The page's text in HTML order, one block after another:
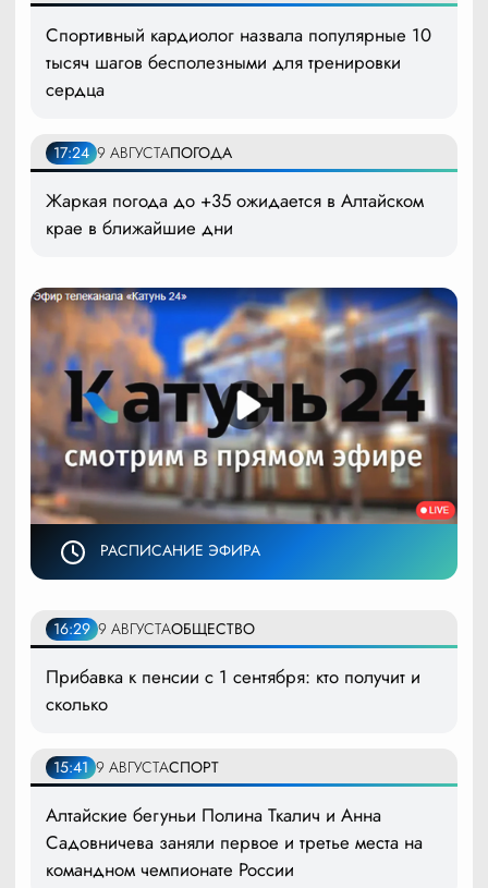
Спортивный кардиолог назвала популярные 10
тысяч шагов бесполезными для тренировки
сердца
17:24 9 АВГУСТАПОГОДА
Жаркая погода до +35 ожидается в Алтайском
крае в ближайшие дни
РАСПИСАНИЕ ЭФИРА
16:29 9 АВГУСТАОБЩЕСТВО
Прибавка к пенсии с 1 сентября: кто получит и
сколько
15:41 9 АВГУСТАСПОРТ
Алтайские бегуньи Полина Ткалич и Анна
Садовничева заняли первое и третье места на
командном чемпионате России